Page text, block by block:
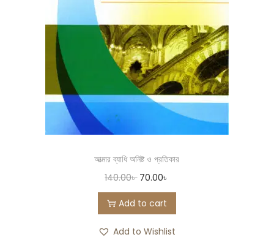
আত্মার ব্যাধি অনিষ্ট ও প্রতিকার
140.00৳ 70.00৳
Add to cart
Add to Wishlist